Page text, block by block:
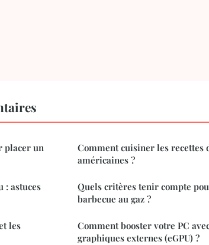
placer un
: astuces
les
Comment cuisiner les recettes
américaines ?
Quels critères tenir compte
barbecue au gaz ?
Comment booster votre PC
graphiques externes (eGPU) ?